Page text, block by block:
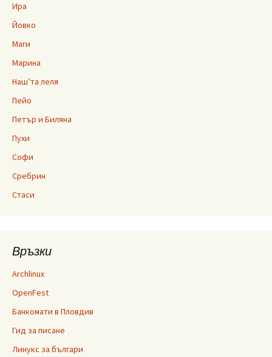
Ира
Йовко
Маги
Марина
Наш’та леля
Пейо
Петър и Биляна
Пухи
Софи
Сребрин
Стаси
Връзки
Archlinux
OpenFest
Банкомати в Пловдив
Гид за писане
Линукс за българи